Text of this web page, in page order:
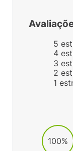
5
4
3
2
1
100%